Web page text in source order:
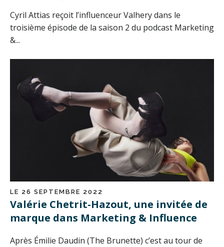
Cyril Attias reçoit l’influenceur Valhery dans le
troisième épisode de la saison 2 du podcast Marketing
&...
LE 26 SEPTEMBRE 2022
Valérie Chetrit-Hazout, une invitée de
marque dans Marketing & Influence
Après Émilie Daudin (The Brunette) c’est au tour de